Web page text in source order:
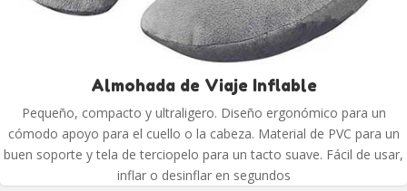
Almohada de Viaje Inflable
Pequeño, compacto y ultraligero. Diseño ergonómico para un
cómodo apoyo para el cuello o la cabeza. Material de PVC para un
buen soporte y tela de terciopelo para un tacto suave. Fácil de usar,
inflar o desinflar en segundos